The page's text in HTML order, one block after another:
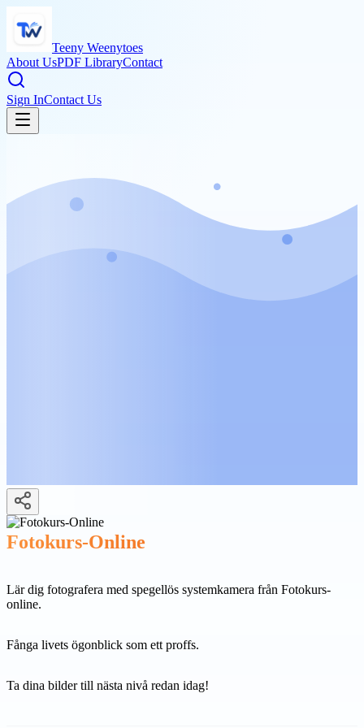
Teeny Weenytoes
About UsPDF LibraryContact
Sign InContact Us
Fotokurs-Online
Lär dig fotografera med spegellös systemkamera från Fotokurs-
online.
Fånga livets ögonblick som ett proffs.
Ta dina bilder till nästa nivå redan idag!